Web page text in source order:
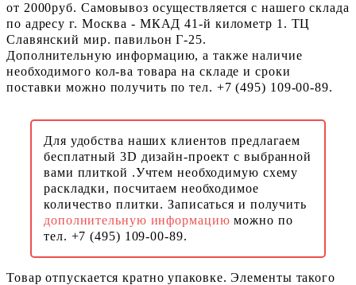
от 2000руб. Самовывоз осуществляется с нашего склада
по адресу г. Москва - МКАД 41-й километр 1. ТЦ
Славянский мир. павильон Г-25.
Дополнительную информацию, а также наличие
необходимого кол-ва товара на складе и сроки
поставки можно получить по тел. +7 (495) 109-00-89.
Для удобства наших клиентов предлагаем
бесплатный 3D дизайн-проект с выбранной
вами плиткой .Учтем необходимую схему
раскладки, посчитаем необходимое
количество плитки. Записаться и получить
дополнительную информациюможно по
тел. +7 (495) 109-00-89.
Товар отпускается кратно упаковке. Элементы такого